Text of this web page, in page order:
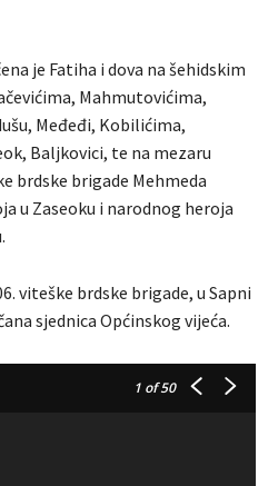
je Fatiha i dova na šehidskim
Mahmutovićima,
Međeđi, Kobilićima,
Baljkovici, te na mezaru
brdske brigade Mehmeda
u Zaseoku i narodnog heroja
viteške brdske brigade, u Sapni
sjednica Općinskog vijeća.
1 of 50